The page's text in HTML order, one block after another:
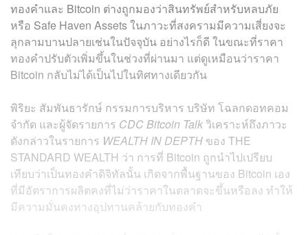
ทองคำและ Bitcoin ต่างถูกมองว่าสินทรัพย์สำหรับหลบภัย
หรือ Safe Haven Assets ในภาวะที่สงครามมีความเสี่ยงจะ
ลุกลามบานปลายเช่นในปัจจุบัน อย่างไรก็ดี ในขณะที่ราคา
ทองคำปรับตัวเพิ่มขึ้นในช่วงที่ผ่านมา แต่ดูเหมือนว่าราคา
Bitcoin กลับไม่ได้เป็นไปในทิศทางเดียวกัน
พิริยะ สัมพันธารักษ์ กรรมการบริหาร บริษัท โฉลกดอทคอม
จำกัด และผู้จัดรายการ CDC Bitcoin Talkวิเคราะห์ถึงภาวะ
ดังกล่าวในรายการ WEALTH IN DEPTH ของ THE
STANDARD WEALTH ว่า การที่ Bitcoin ถูกนำไปเปรียบ
เทียบว่าเป็นทองคำดิจิทัลนั้น เกิดจากพื้นฐานของ Bitcoin เอง
ที่มีอัตราการผลิตคงที่ไม่ว่าราคาในตลาดจะขึ้นหรือลง ทำให้
มีความมั่นคงทางอุปทานคล้ายกับทองคำ